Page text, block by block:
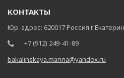
КОНТАКТЫ
Юр. адрес: 620017 Россия
+7 (912) 249-41-89
bakalinskaya.marina@yandex.ru